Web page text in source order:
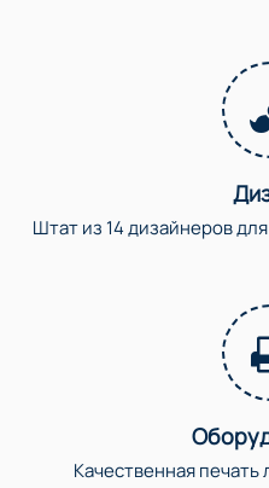
Штат из 14 дизайнеров
Качественная